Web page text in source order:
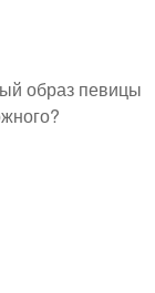
образ певицы